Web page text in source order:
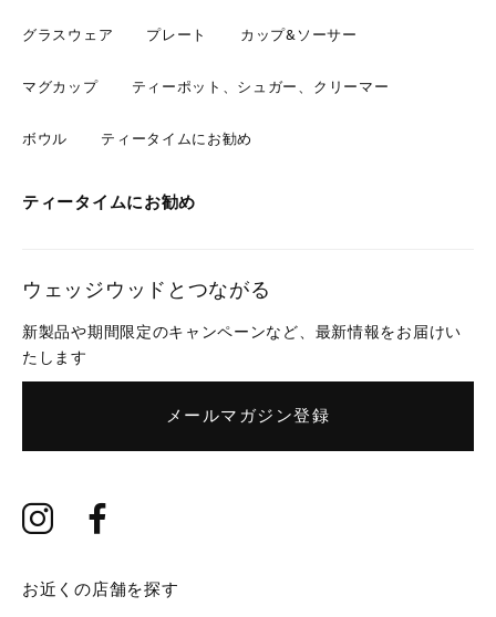
グラスウェア プレート カップ&ソーサー
マグカップ ティーポット、シュガー、クリーマー
ボウル ティータイムにお勧め
ティータイムにお勧め
ウェッジウッドとつながる
新製品や期間限定のキャンペーンなど、最新情報をお届けい
たします
メールマガジン登録
お近くの店舗を探す